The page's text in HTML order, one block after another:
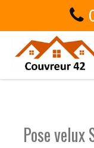
Pose